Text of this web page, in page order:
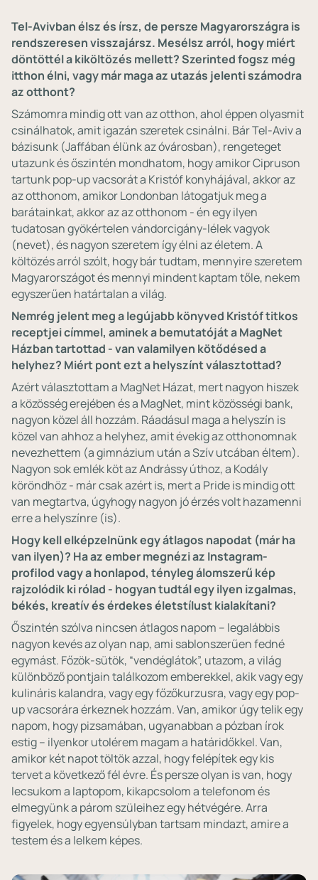
Tel-Avivban élsz és írsz, de persze Magyarországra is
rendszeresen visszajársz. Mesélsz arról, hogy miért
döntöttél a kiköltözés mellett? Szerinted fogsz még
itthon élni, vagy már maga az utazás jelenti számodra
az otthont?
Számomra mindig ott van az otthon, ahol éppen olyasmit
csinálhatok, amit igazán szeretek csinálni. Bár Tel-Aviv a
bázisunk (Jaffában élünk az óvárosban), rengeteget
utazunk és őszintén mondhatom, hogy amikor Cipruson
tartunk pop-up vacsorát a Kristóf konyhájával, akkor az
az otthonom, amikor Londonban látogatjuk meg a
barátainkat, akkor az az otthonom - én egy ilyen
tudatosan gyökértelen vándorcigány-lélek vagyok
(nevet), és nagyon szeretem így élni az életem. A
költözés arról szólt, hogy bár tudtam, mennyire szeretem
Magyarországot és mennyi mindent kaptam tőle, nekem
egyszerűen határtalan a világ.
Nemrég jelent meg a legújabb könyved Kristóf titkos
receptjei címmel, aminek a bemutatóját a MagNet
Házban tartottad - van valamilyen kötődésed a
helyhez? Miért pont ezt a helyszínt választottad?
Azért választottam a MagNet Házat, mert nagyon hiszek
a közösség erejében és a MagNet, mint közösségi bank,
nagyon közel áll hozzám. Ráadásul maga a helyszín is
közel van ahhoz a helyhez, amit évekig az otthonomnak
nevezhettem (a gimnázium után a Szív utcában éltem).
Nagyon sok emlék köt az Andrássy úthoz, a Kodály
köröndhöz - már csak azért is, mert a Pride is mindig ott
van megtartva, úgyhogy nagyon jó érzés volt hazamenni
erre a helyszínre (is).
Hogy kell elképzelnünk egy átlagos napodat (már ha
van ilyen)? Ha az ember megnézi az Instagram-
profilod vagy a honlapod, tényleg álomszerű kép
rajzolódik ki rólad - hogyan tudtál egy ilyen izgalmas,
békés, kreatív és érdekes életstílust kialakítani?
Őszintén szólva nincsen átlagos napom – legalábbis
nagyon kevés az olyan nap, ami sablonszerűen fedné
egymást. Főzök-sütök, “vendéglátok”, utazom, a világ
különböző pontjain találkozom emberekkel, akik vagy egy
kulináris kalandra, vagy egy főzőkurzusra, vagy egy pop-
up vacsorára érkeznek hozzám. Van, amikor úgy telik egy
napom, hogy pizsamában, ugyanabban a pózban írok
estig – ilyenkor utolérem magam a határidőkkel. Van,
amikor két napot töltök azzal, hogy felépítek egy kis
tervet a következő fél évre. És persze olyan is van, hogy
lecsukom a laptopom, kikapcsolom a telefonom és
elmegyünk a párom szüleihez egy hétvégére. Arra
figyelek, hogy egyensúlyban tartsam mindazt, amire a
testem és a lelkem képes.